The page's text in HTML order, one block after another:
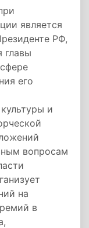
является
РФ,
главы
его
и
вопросам
на
в